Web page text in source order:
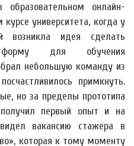
онлайн-
университета, когда у
возникла идея сделать
для обучения
небольшую команду из
примкнуть.
но за пределы прототипа
первый опыт и на
вакансию стажера в
которая к тому моменту